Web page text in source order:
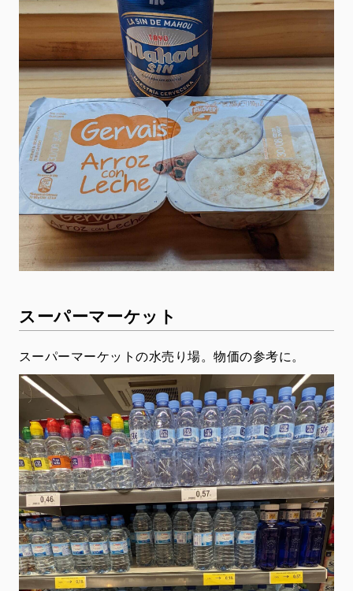
スーパーマーケット
スーパーマーケットの水売り場。物価の参考に。